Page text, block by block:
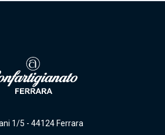
1/5 - 44124 Ferrara